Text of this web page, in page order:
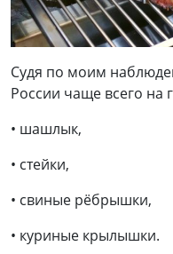
Судя по моим
России чаще всего на
• шашлык,
• стейки,
• свиные рёбрышки,
• куриные крылышки.